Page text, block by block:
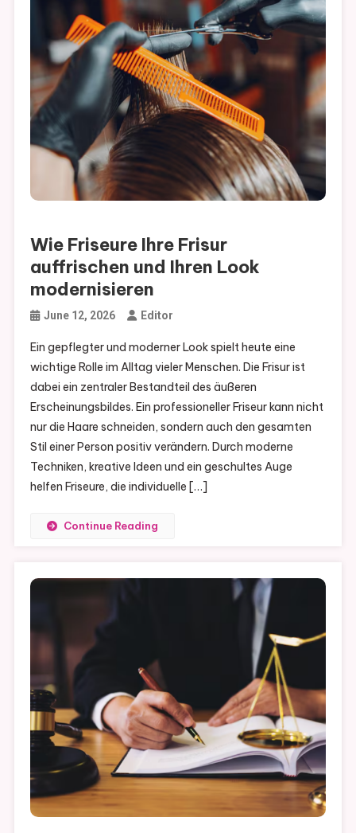
Wie Friseure Ihre Frisur
auffrischen und Ihren Look
modernisieren
June 12, 2026 Editor
Ein gepflegter und moderner Look spielt heute eine
wichtige Rolle im Alltag vieler Menschen. Die Frisur ist
dabei ein zentraler Bestandteil des äußeren
Erscheinungsbildes. Ein professioneller Friseur kann nicht
nur die Haare schneiden, sondern auch den gesamten
Stil einer Person positiv verändern. Durch moderne
Techniken, kreative Ideen und ein geschultes Auge
helfen Friseure, die individuelle […]
Continue Reading